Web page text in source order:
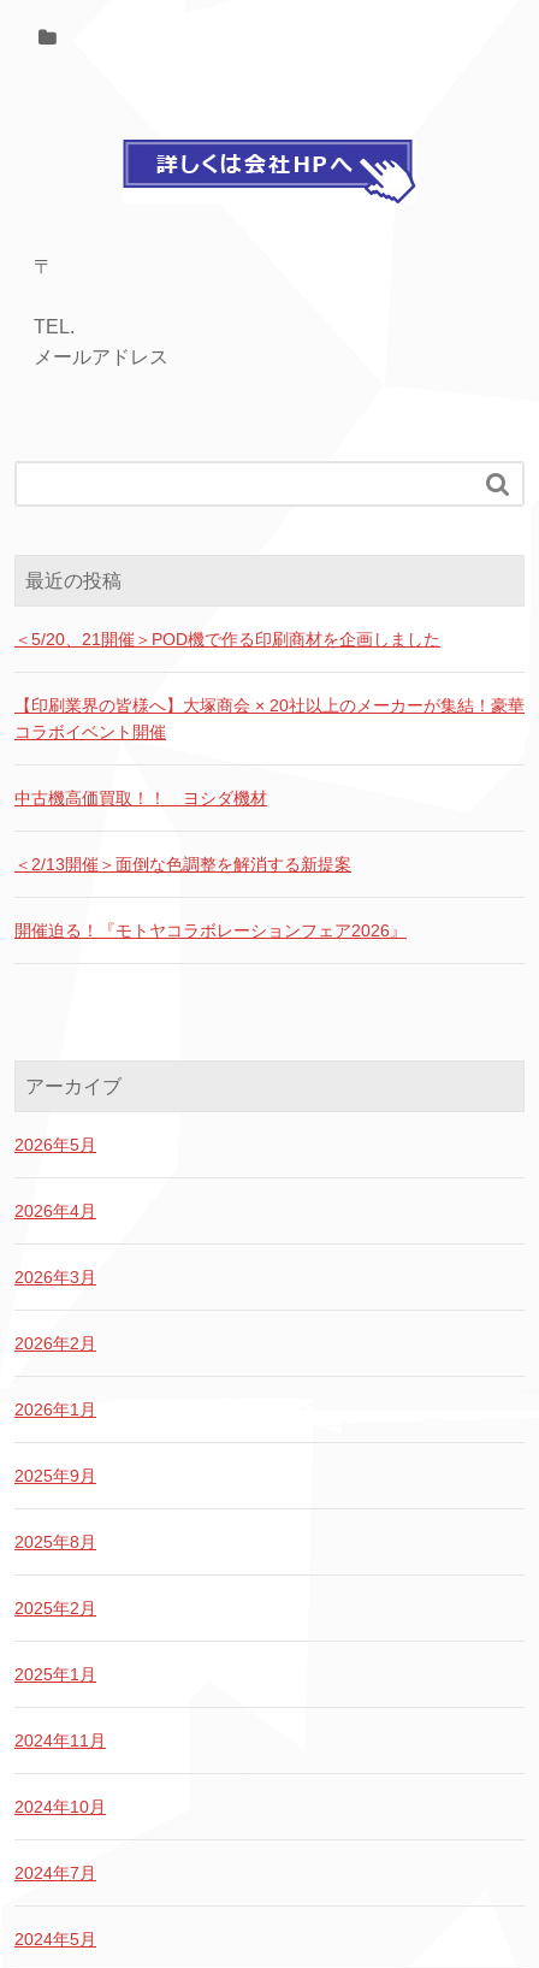
〒
TEL.
メールアドレス

最近の投稿
＜5/20、21開催＞POD機で作る印刷商材を企画しました
【印刷業界の皆様へ】大塚商会 × 20社以上のメーカーが集結！豪華
コラボイベント開催
中古機高価買取！！ ヨシダ機材
＜2/13開催＞面倒な色調整を解消する新提案
開催迫る！『モトヤコラボレーションフェア2026』
アーカイブ
2026年5月
2026年4月
2026年3月
2026年2月
2026年1月
2025年9月
2025年8月
2025年2月
2025年1月
2024年11月
2024年10月
2024年7月
2024年5月